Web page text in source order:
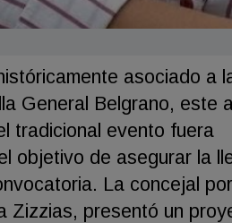
asociado a
General Belgrano, este
tradicional evento fuera
objetivo de asegurar la
La concejal
Zizzias, presentó un